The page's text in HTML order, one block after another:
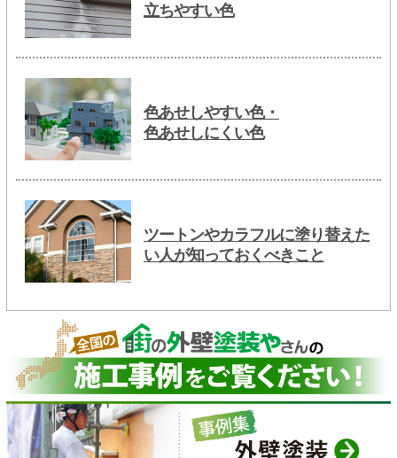
立ちやすい色
色あせしやすい色・
色あせしにくい色
ツートンやカラフルに塗り替えた
い人が知っておくべきこと